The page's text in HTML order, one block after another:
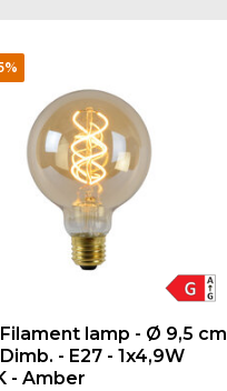
Filament lamp - Ø 9,5 cm
- E27 - 1x4,9W
- Amber